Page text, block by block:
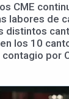
CME
labores de
distintos
los 10
por